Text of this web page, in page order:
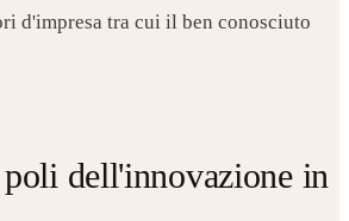
d'impresa tra cui il ben conosciuto
dell'innovazione in